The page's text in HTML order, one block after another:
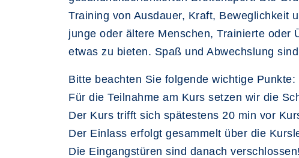
Training von Ausdauer, Kraft, Beweglichkeit
junge oder ältere Menschen, Trainierte oder
etwas zu bieten. Spaß und Abwechslung
Bitte beachten Sie folgende wichtige Punkte:
Für die Teilnahme am Kurs setzen wir die
Der Kurs trifft sich spätestens 20 min vor
Der Einlass erfolgt gesammelt über die
Die Eingangstüren sind danach